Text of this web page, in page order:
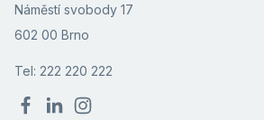
Náměstí svobody 17
602 00 Brno
Tel: 222 220 222